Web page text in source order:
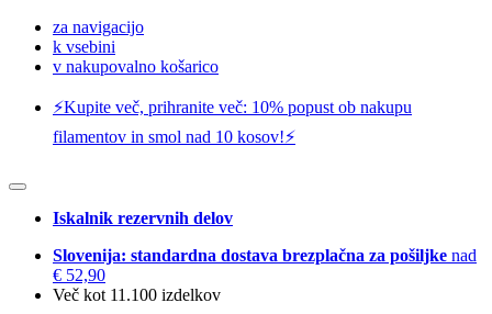
za navigacijo
k vsebini
v nakupovalno košarico
⚡️Kupite več, prihranite več: 10% popust ob nakupu
filamentov in smol nad 10 kosov!⚡️
Iskalnik rezervnih delov
Slovenija: standardna dostava brezplačna za pošiljke nad
€ 52,90
Več kot 11.100 izdelkov